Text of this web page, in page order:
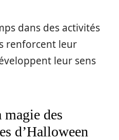
dans des activités
renforcent leur
leur sens
des
d’Halloween